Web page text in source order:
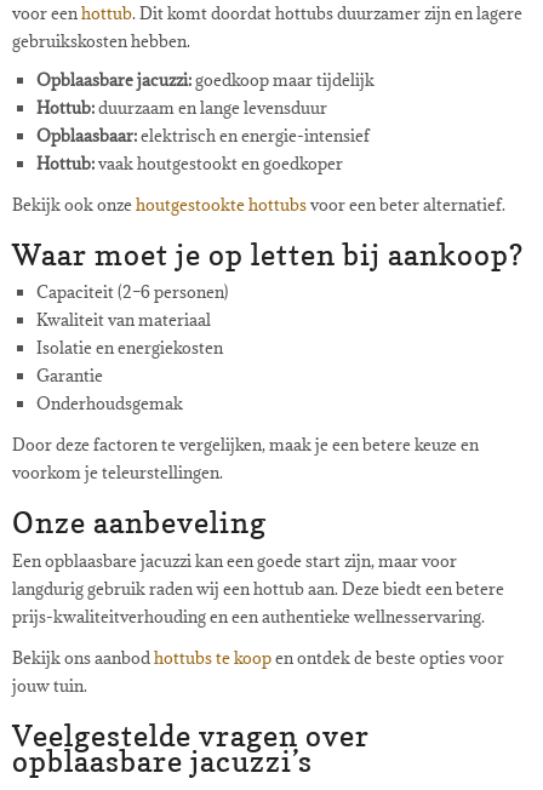
voor eenhottub. Dit komt doordat hottubs duurzamer zijn en lagere
gebruikskosten hebben.
Opblaasbare jacuzzi:goedkoop maar tijdelijk
Hottub:duurzaam en lange levensduur
Opblaasbaar:elektrisch en energie-intensief
Hottub:vaak houtgestookt en goedkoper
Bekijk ook onzehoutgestookte hottubsvoor een beter alternatief.
Waar moet je op letten bij aankoop?
Capaciteit (2–6 personen)
Kwaliteit van materiaal
Isolatie en energiekosten
Garantie
Onderhoudsgemak
Door deze factoren te vergelijken, maak je een betere keuze en
voorkom je teleurstellingen.
Onze aanbeveling
Een opblaasbare jacuzzi kan een goede start zijn, maar voor
langdurig gebruik raden wij een hottub aan. Deze biedt een betere
prijs-kwaliteitverhouding en een authentieke wellnesservaring.
Bekijk ons aanbodhottubs te koopen ontdek de beste opties voor
jouw tuin.
Veelgestelde vragen over
opblaasbare jacuzzi’s